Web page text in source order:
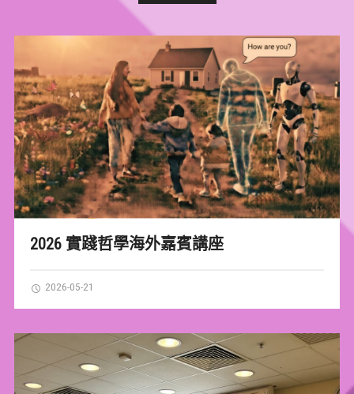
2026 實踐哲學海外嘉賓講座
2026-05-21